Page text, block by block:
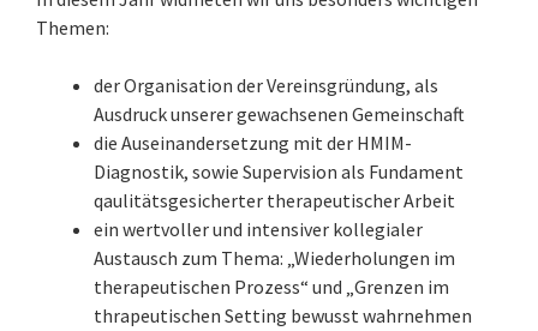
Themen:
der Organisation der Vereinsgründung, als
Ausdruck unserer gewachsenen Gemeinschaft
die Auseinandersetzung mit der HMIM-
Diagnostik, sowie Supervision als Fundament
qaulitätsgesicherter therapeutischer Arbeit
ein wertvoller und intensiver kollegialer
Austausch zum Thema: „Wiederholungen im
therapeutischen Prozess“ und „Grenzen im
thrapeutischen Setting bewusst wahrnehmen